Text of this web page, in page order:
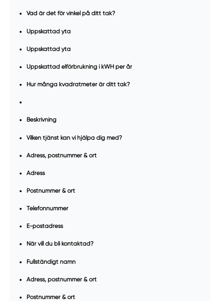
Vad är det för vinkel på ditt tak?
Uppskattad yta
Uppskattad yta
Uppskattad elförbrukning i kWH per år
Hur många kvadratmeter är ditt tak?
Beskrivning
Vilken tjänst kan vi hjälpa dig med?
Adress, postnummer & ort
Adress
Postnummer & ort
Telefonnummer
E-postadress
När vill du bli kontaktad?
Fullständigt namn
Adress, postnummer & ort
Postnummer & ort